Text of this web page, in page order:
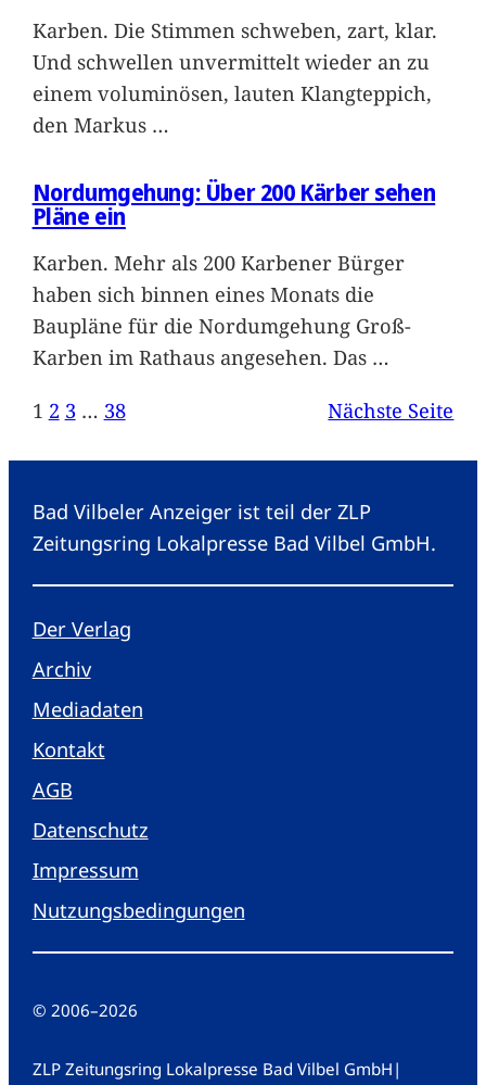
Karben. Die Stimmen schweben, zart, klar.
Und schwellen unvermittelt wieder an zu
einem voluminösen, lauten Klangteppich,
den Markus …
Nordumgehung: Über 200 Kärber sehen
Pläne ein
Karben. Mehr als 200 Karbener Bürger
haben sich binnen eines Monats die
Baupläne für die Nordumgehung Groß-
Karben im Rathaus angesehen. Das …
1 2 3 … 38 Nächste Seite
Bad Vilbeler Anzeiger ist teil der ZLP
Zeitungsring Lokalpresse Bad Vilbel GmbH.
Der Verlag
Archiv
Mediadaten
Kontakt
AGB
Datenschutz
Impressum
Nutzungsbedingungen
© 2006–2026
ZLP Zeitungsring Lokalpresse Bad Vilbel GmbH |